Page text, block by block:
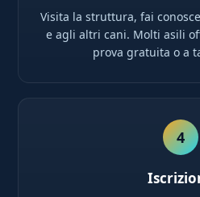
Visita la struttura, fai
e agli altri cani. Molti asili
prova gratuita o a
4